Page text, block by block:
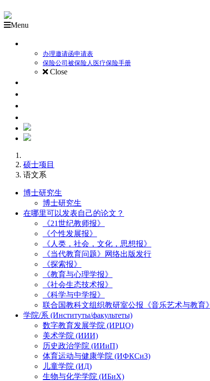
Menu
办理邀请函申请表
保险公司被保险人医疗保险手册
Close
硕士项目
语文系
博士研究生
博士研究生
在哪里可以发表自己的论文？
《21世纪教师报》
《个性发展报》
《人类，社会，文化，思想报》
《当代教育问题》网络出版发行
《探索报》
《教育与心理学报》
《社会生态技术报》
《科学与中学报》
联合国教科文组织教研室公报《音乐艺术与教育》
学院/系 (Институты/факультеты)
数字教育发展学院 (ИРЦО)
美术学院 (ИИИ)
历史政治学院 (ИИиП)
体育运动与健康学院 (ИФКСиЗ)
儿童学院 (ИД)
生物与化学学院 (ИБиХ)